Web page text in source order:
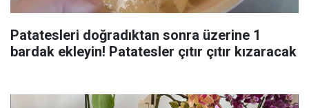
Patatesleri doğradıktan sonra üzerine 1
bardak ekleyin! Patatesler çıtır çıtır kızaracak